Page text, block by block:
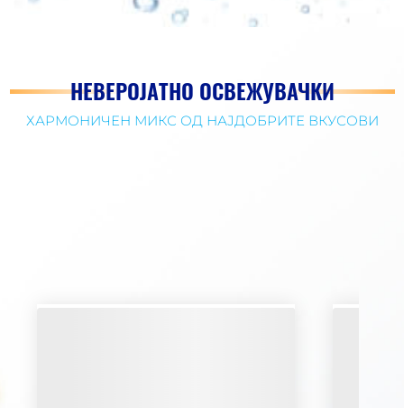
НЕВЕРОЈАТНО ОСВЕЖУВАЧКИ
ХАРМОНИЧЕН МИКС ОД НАЈДОБРИТЕ ВКУСОВИ